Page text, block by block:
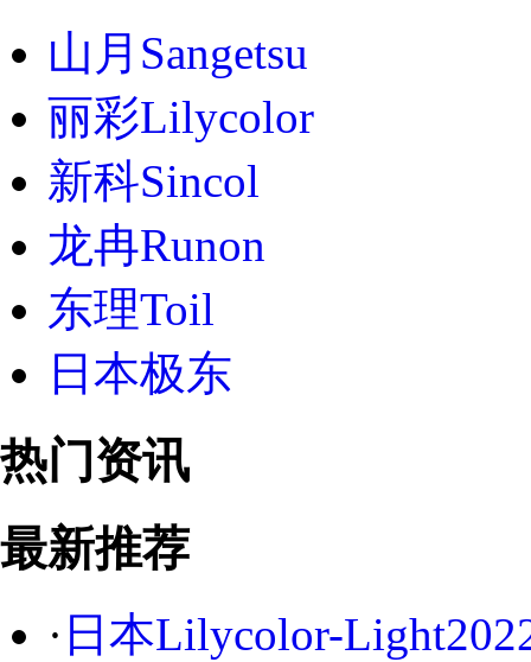
山月Sangetsu
丽彩Lilycolor
新科Sincol
龙冉Runon
东理Toil
日本极东
热门资讯
最新推荐
· 日本Lilycolor-